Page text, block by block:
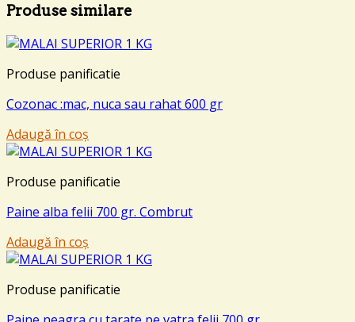
Produse similare
Produse panificatie
Cozonac :mac, nuca sau rahat 600 gr
Adaugă în coș
Produse panificatie
Paine alba felii 700 gr. Combrut
Adaugă în coș
Produse panificatie